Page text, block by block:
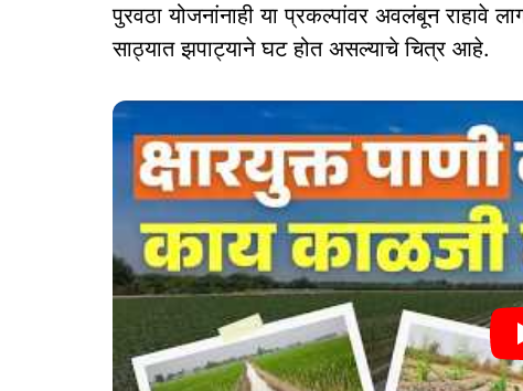
पुरवठा योजनांनाही या प्रकल्पांवर अवलंबून राहावे
साठ्यात झपाट्याने घट होत असल्याचे चित्र आहे.